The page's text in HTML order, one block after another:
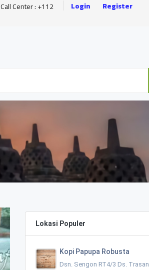
Call Center : +112 Login Register
Lokasi Populer
Kopi Papupa Robusta
Dsn. Sengon RT4/3 Ds.